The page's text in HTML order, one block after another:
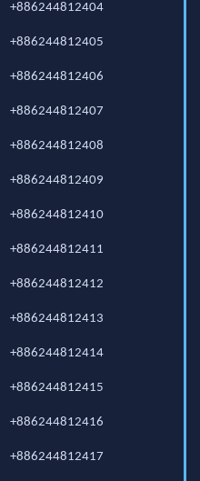
+886244812404
+886244812405
+886244812406
+886244812407
+886244812408
+886244812409
+886244812410
+886244812411
+886244812412
+886244812413
+886244812414
+886244812415
+886244812416
+886244812417